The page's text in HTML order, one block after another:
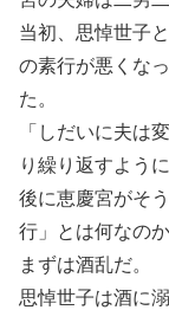
当初、思悼世子
の素行が悪くな
た。
「しだいに夫は
り繰り返すよう
後に恵慶宮がそ
行」とは何なのか
まずは酒乱だ。
思悼世子は酒に